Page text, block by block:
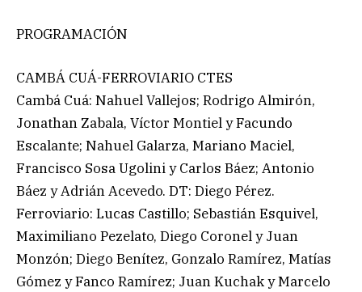
PROGRAMACIÓN
CAMBÁ CUÁ-FERROVIARIO CTES
Cambá Cuá: Nahuel Vallejos; Rodrigo Almirón,
Jonathan Zabala, Víctor Montiel y Facundo
Escalante; Nahuel Galarza, Mariano Maciel,
Francisco Sosa Ugolini y Carlos Báez; Antonio
Báez y Adrián Acevedo. DT: Diego Pérez.
Ferroviario: Lucas Castillo; Sebastián Esquivel,
Maximiliano Pezelato, Diego Coronel y Juan
Monzón; Diego Benítez, Gonzalo Ramírez, Matías
Gómez y Fanco Ramírez; Juan Kuchak y Marcelo